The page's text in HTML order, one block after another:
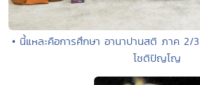
• นี้แหละคือการศึกษา อานาปานสติ ภาค 2/
โชติปัญโญ